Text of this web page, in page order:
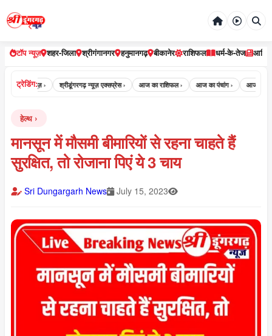
टॉप न्यूज़ शहर-जिला श्रीगंगानगर हनुमानगढ़ बीकानेर राशिफल धर्म-के-तेज
ट्रेडिंग:
डूंगरगढ़ न्यूज़ › श्रीडूंगरगढ़ न्यूज़ एक्सप्रेस › आज का राशिफल › आज का पंचांग › आज का पंचांग
हेल्थ
मानसून में मौसमी बीमारियों से रहना चाहते हैं
सुरक्षित, तो रोजाना पिएं ये 3 चाय
Sri Dungargarh News July 15, 2023